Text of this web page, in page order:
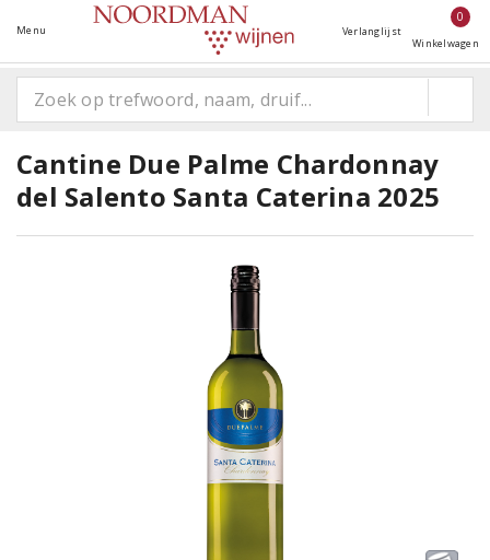
Menu Verlanglijst
0
Winkelwagen
Cantine Due Palme Chardonnay
del Salento Santa Caterina 2025